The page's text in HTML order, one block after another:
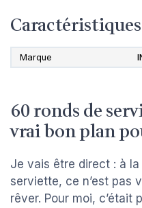
Caractéristiques
Marque
60 ronds de
vrai bon plan
Je vais être direct : à
serviette, ce n’est pas
rêver. Pour moi, c’était